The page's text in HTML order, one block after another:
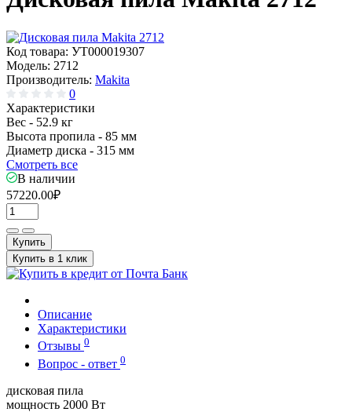
Код товара: УТ000019307
Модель: 2712
Производитель: Makita
0
Характеристики
Вес - 52.9 кг
Высота пропила - 85 мм
Диаметр диска - 315 мм
Смотреть все
В наличии
57220.00₽
Купить
Купить в 1 клик
Описание
Характеристики
Отзывы 0
Вопрос - ответ 0
дисковая пила
мощность 2000 Вт